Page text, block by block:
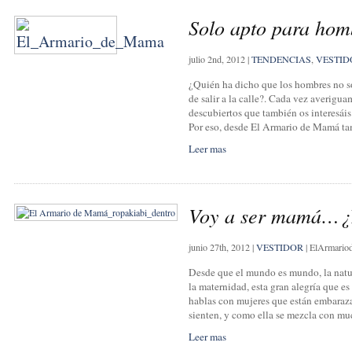
Solo apto para
julio 2nd, 2012|TENDENCIAS
¿Quién ha dicho que los hombres no
de salir a la calle?. Cada vez
descubiertos que también os
Por eso, desde El Armario de Mamá
Leer mas
Voy a ser
junio 27th, 2012|VESTIDOR |
Desde que el mundo es mundo, la
la maternidad, esta gran alegría que
hablas con mujeres que están
sienten, y como ella se mezcla con
Leer mas